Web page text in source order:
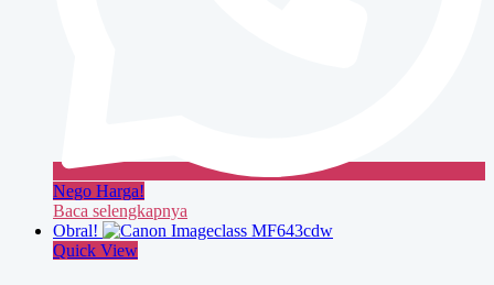
Nego Harga!
Baca selengkapnya
Obral!
Quick View